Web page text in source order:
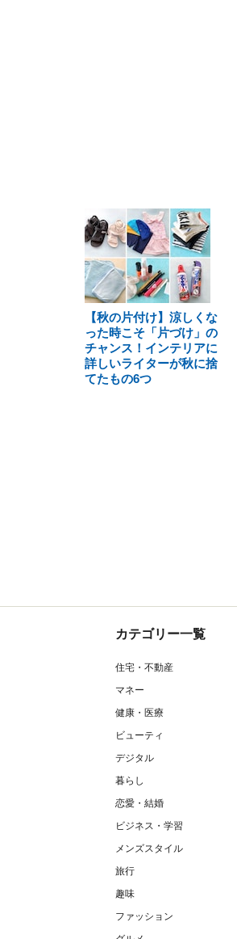
【秋の片付け】涼しくな
った時こそ「片づけ」の
チャンス！インテリアに
詳しいライターが秋に捨
てたもの6つ
カテゴリー一覧
住宅・不動産
マネー
健康・医療
ビューティ
デジタル
暮らし
恋愛・結婚
ビジネス・学習
メンズスタイル
旅行
趣味
ファッション